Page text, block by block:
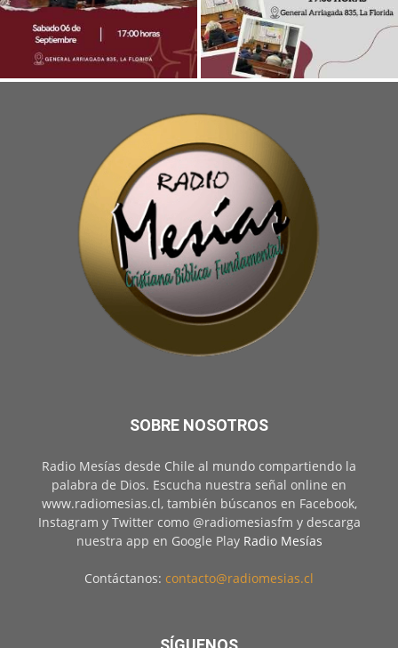
SOBRE NOSOTROS
Radio Mesías desde Chile al mundo compartiendo la
palabra de Dios. Escucha nuestra señal online en
www.radiomesias.cl, también búscanos en Facebook,
Instagram y Twitter como @radiomesiasfm y descarga
nuestra app en Google Play Radio Mesías
Contáctanos: contacto@radiomesias.cl